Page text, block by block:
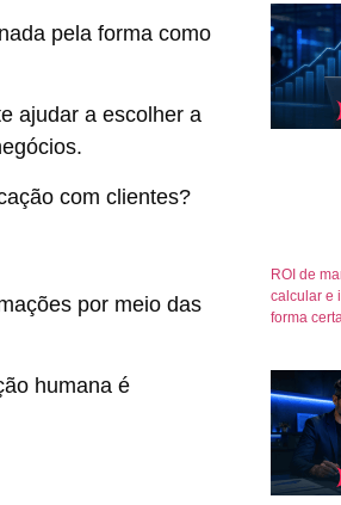
pela forma como
ajudar a escolher a
com clientes?
por meio das
humana é
ROI de
calcular e
forma